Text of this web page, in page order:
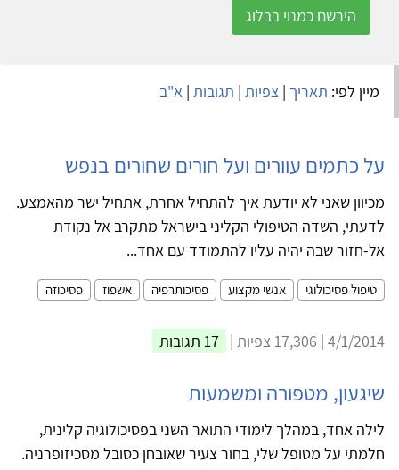
הירשם כמנוי בבלוג
מיין לפי: תאריך | צפיות | תגובות | א"ב
על כתמים עוורים ועל חורים שחורים בנפש
מכיוון שאני לא יודעת איך להתחיל אחרת, אתחיל ישר מהאמצע.
לדעתי, השדה הטיפולי הקליני בישראל מתקרב אל נקודת
אל-חזור שבה יהיה עליו להתמודד עם אחד...
טיפול פסיכולוגי אנשי מקצוע פסיכותרפיה אשפוז פסיכוזה
4/1/2014 | 17,306 צפיות | 17 תגובות
שיגעון, מטפורה ומשמעות
לילה אחד, במהלך לימודי התואר השני בפסיכולוגיה קלינית,
חלמתי על מטופל שלי, בחור צעיר שאובחן כסובל מסכיזופרניה.